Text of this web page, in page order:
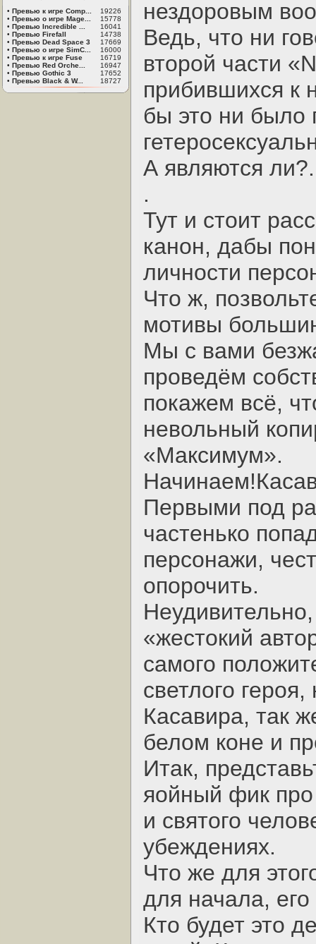
• Превью к игре Comp...
19226
• Превью о игре Mage...
15778
• Превью Incredible ...
16041
• Превью Firefall
14738
• Превью Dead Space 3
17669
• Превью о игре SimC...
16000
• Превью к игре Fuse
16719
• Превью Red Orche...
16947
• Превью Gothic 3
17652
• Превью Black & W... 18727
нездоровым
Ведь, что ни
второй части
прибившихся к
бы это ни было
А являются ли?.
.
Тут и стоит
канон, дабы
личности
Что ж,
мотивы
Мы с вами
проведём
покажем всё,
невольный
«Максимум».
Первыми под
частенько
персонажи,
опорочить.
«жестокий
самого
светлого
Касавира, так
белом коне и
Итак,
яойный фик про
и святого
убеждениях.
Что же для
для начала, его
Кто будет это